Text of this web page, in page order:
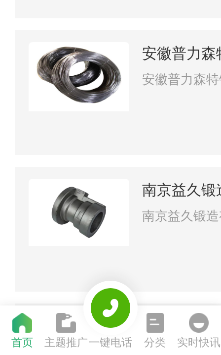
安徽普力
安徽普力森
南京益久锻
南京益久锻
江苏盛泰
首页 主题推广一键电话 分类 实时快讯